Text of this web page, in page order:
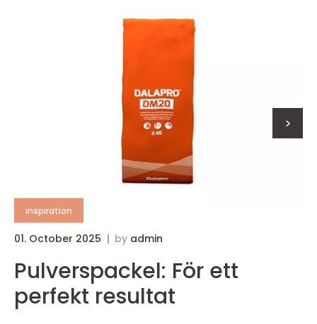
inspiration
01. October 2025 by admin
Pulverspackel: För ett
perfekt resultat
>